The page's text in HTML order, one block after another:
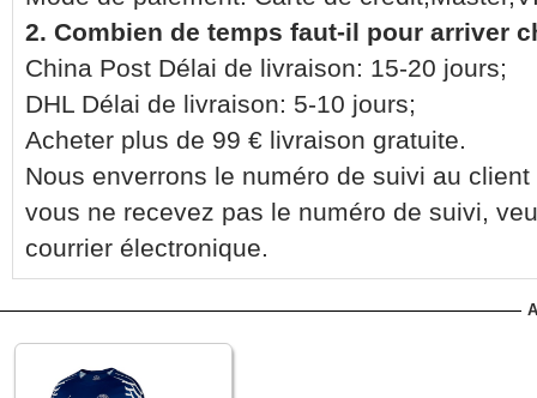
2. Combien de temps faut-il pour arriver
China Post Délai de livraison: 15-20 jours;
DHL Délai de livraison: 5-10 jours;
Acheter plus de 99 € livraison gratuite.
Nous enverrons le numéro de suivi au
vous ne recevez pas le numéro de suivi,
courrier électronique.